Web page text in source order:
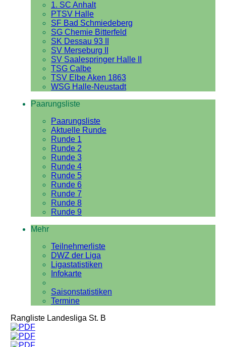
1. SC Anhalt
PTSV Halle
SF Bad Schmiedeberg
SG Chemie Bitterfeld
SK Dessau 93 II
SV Merseburg II
SV Saalespringer Halle II
TSG Calbe
TSV Elbe Aken 1863
WSG Halle-Neustadt
Paarungsliste
Paarungsliste
Aktuelle Runde
Runde 1
Runde 2
Runde 3
Runde 4
Runde 5
Runde 6
Runde 7
Runde 8
Runde 9
Mehr
Teilnehmerliste
DWZ der Liga
Ligastatistiken
Infokarte
Saisonstatistiken
Termine
Rangliste Landesliga St. B